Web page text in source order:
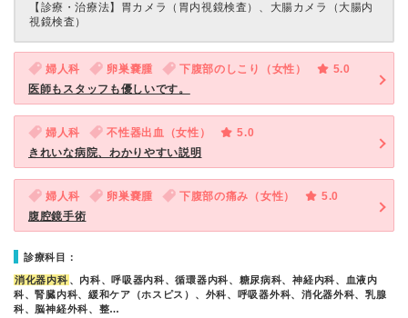
【診療・治療法】 胃カメラ（胃内視鏡検査）、大腸カメラ（大腸内
視鏡検査）
婦人科 卵巣嚢腫 下腹部のしこり（女性）
5.0
医師もスタッフも優しいです。
婦人科 不性器出血（女性）
5.0
きれいな病院、わかりやすい説明
婦人科 卵巣嚢腫 下腹部の痛み（女性）
5.0
腹腔鏡手術
診療科目：
消化器内科 、内科、呼吸器内科、循環器内科、糖尿病科、神経内科、血液内
科、腎臓内科、緩和ケア（ホスピス）、外科、呼吸器外科、消化器外科、乳腺
科、脳神経外科、整…